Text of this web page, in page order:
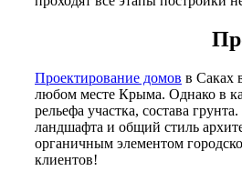
Проектирование домов в Саках
любом месте Крыма. Однако в
рельефа участка, состава
ландшафта и общий стиль
органичным элементом
клиентов!